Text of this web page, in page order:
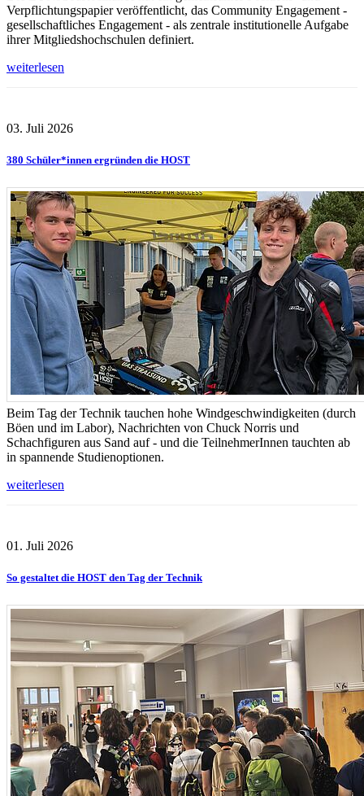
Verpflichtungspapier veröffentlicht, das Community Engagement -
gesellschaftliches Engagement - als zentrale institutionelle Aufgabe
ihrer Mitgliedshochschulen definiert.
weiterlesen
03. Juli 2026
380 Schüler*innen ergründen die HOST
Beim Tag der Technik tauchen hohe Windgeschwindigkeiten (durch
Böen und im Labor), Nachrichten von Chuck Norris und
Schachfiguren aus Sand auf - und die TeilnehmerInnen tauchten ab
in spannende Studienoptionen.
weiterlesen
01. Juli 2026
So gestaltet die HOST den Tag der Technik